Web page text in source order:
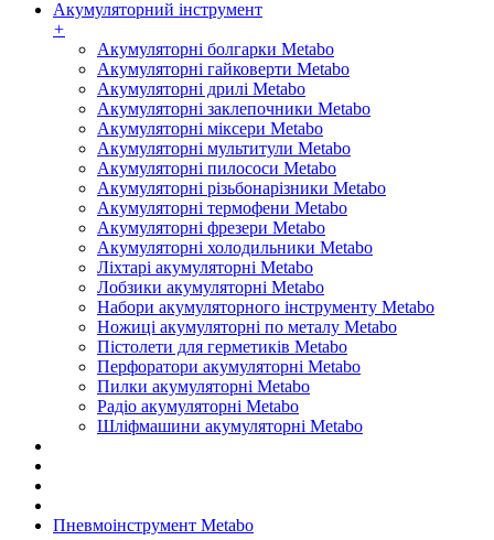
Акумуляторний інструмент
+
Акумуляторні болгарки Metabo
Акумуляторні гайковерти Metabo
Акумуляторні дрилі Metabo
Акумуляторні заклепочники Metabo
Акумуляторні міксери Metabo
Акумуляторні мультитули Metabo
Акумуляторні пилососи Metabo
Акумуляторні різьбонарізники Metabo
Акумуляторні термофени Metabo
Акумуляторні фрезери Metabo
Акумуляторні холодильники Metabo
Ліхтарі акумуляторні Metabo
Лобзики акумуляторні Metabo
Набори акумуляторного інструменту Metabo
Ножиці акумуляторні по металу Metabo
Пістолети для герметиків Metabo
Перфоратори акумуляторні Metabo
Пилки акумуляторні Metabo
Радіо акумуляторні Metabo
Шліфмашини акумуляторні Metabo
Пневмоінструмент Metabo